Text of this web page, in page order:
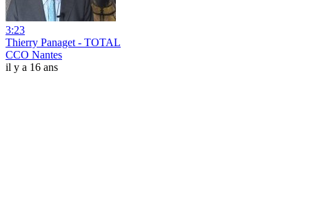
3:23
Thierry Panaget - TOTAL
CCO Nantes
il y a 16 ans